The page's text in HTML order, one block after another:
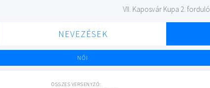
VII. Kaposvár Kupa 2. forduló
NEVEZÉSEK
NŐI
ÖSSZES VERSENYZŐ: